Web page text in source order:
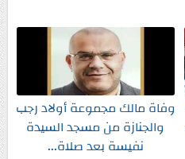
وفاة مالك مجموعة أولاد رجب
والجنازة من مسجد السيدة
نفيسة بعد صلاة...